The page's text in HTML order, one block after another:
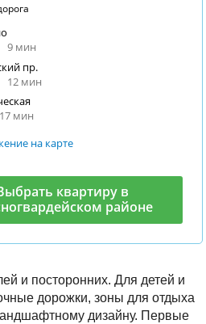
9 мин
пр.
12 мин
17 мин
на карте
квартиру в
районе
и посторонних. Для детей и
дорожки, зоны для отдыха
дизайну. Первые